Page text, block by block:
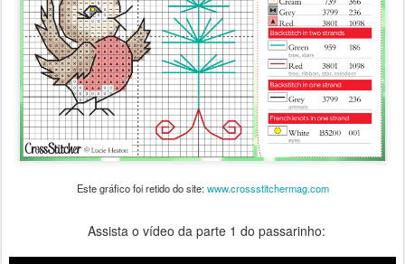
Este gráfico foi retido do site:www.crossstitchermag.com
Assista o vídeo da parte 1 do passarinho: